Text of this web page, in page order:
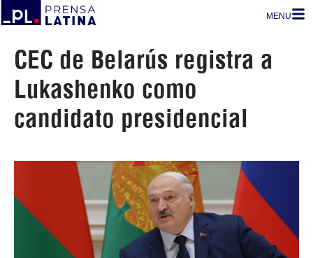
MENU
CEC de Belarús registra a
Lukashenko como
candidato presidencial